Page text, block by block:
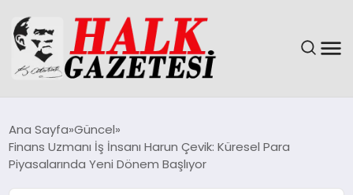
DÜNYA
Ana Sayfa Güncel
Finans Uzmanı İş İnsanı Harun Çevik: Küresel Para
Piyasalarında Yeni Dönem Başlıyor